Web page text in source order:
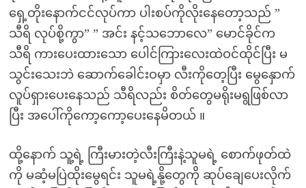
ရှေ့တိုးနောက်ငင်လုပ်ကာ ပါးစပ်ကိုလိုးနေတော့သည် ”
သီရိ လုပ်စို့ကွာ” ” အင်း နင့်သဘောလေ” မောင်ခိုင်က
သီရိ ကားပေးထားသော ပေါင်ကြားလေးထဲဝင်ထိုင်ပြီး မ
သွင်းသေးဘဲ ဆောက်ခေါင်းဝမှာ လီးကိုတေ့ပြီး မွေနှောက်
လူပ်ရှားပေးနေသည် သီရိလည်း စိတ်တွေမရိုးမရွဖြစ်လာ
ပြီး အပေါ်ကိုကော့ကော့ပေးနေမိတယ် ။
ထို့နောက် သူ့ရဲ့ ကြီးမားတဲ့လီးကြီးနဲ့သူမရဲ့ စောက်ဖုတ်ထဲ
ကို မဆံ့မပြဲထိုးမွေရင်း သူမရဲ့နို့တွေကို ဆုပ်ချေပေးလိုက်